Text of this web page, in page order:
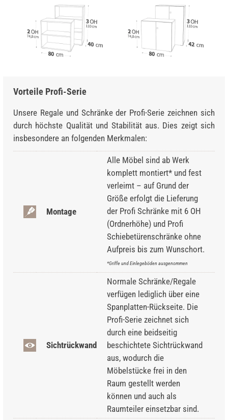
Vorteile Profi-Serie
Unsere Regale und Schränke der Profi-Serie zeichnen sich
durch höchste Qualität und Stabilität aus. Dies zeigt sich
insbesondere an folgenden Merkmalen:
Montage
Alle Möbel sind ab Werk
komplett montiert* und fest
verleimt – auf Grund der
Größe erfolgt die Lieferung
der Profi Schränke mit 6 OH
(Ordnerhöhe) und Profi
Schiebetürenschränke ohne
Aufpreis bis zum Wunschort.
*Griffe und Einlegeböden ausgenommen
Sichtrückwand
Normale Schränke/Regale
verfügen lediglich über eine
Spanplatten-Rückseite. Die
Profi-Serie zeichnet sich
durch eine beidseitig
beschichtete Sichtrückwand
aus, wodurch die
Möbelstücke frei in den
Raum gestellt werden
können und auch als
Raumteiler einsetzbar sind.